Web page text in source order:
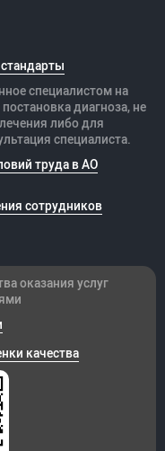
специалистом на
диагноза, не
либо для
специалиста.
труда в АО
сотрудников
оказания услуг
качества